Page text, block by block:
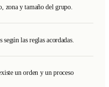
zona y tamaño del grupo.
las reglas acordadas.
un orden y un proceso